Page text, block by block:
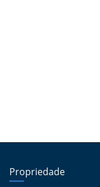
Propriedade